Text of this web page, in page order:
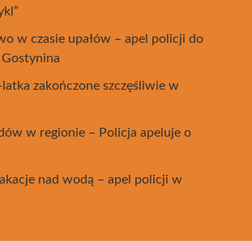
w czasie upałów – apel policji do
zakończone szczęśliwie w
w regionie – Policja apeluje o
nad wodą – apel policji w